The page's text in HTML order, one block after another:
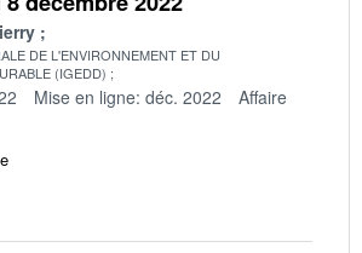
DE L'ENVIRONNEMENT ET DU
(IGEDD)
Mise en ligne: déc. 2022
Affaire